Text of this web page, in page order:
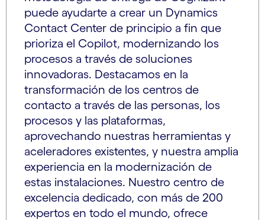
puede ayudarte a crear un Dynamics
Contact Center de principio a fin que
prioriza el Copilot, modernizando los
procesos a través de soluciones
innovadoras. Destacamos en la
transformación de los centros de
contacto a través de las personas, los
procesos y las plataformas,
aprovechando nuestras herramientas y
aceleradores existentes, y nuestra amplia
experiencia en la modernización de
estas instalaciones. Nuestro centro de
excelencia dedicado, con más de 200
expertos en todo el mundo, ofrece